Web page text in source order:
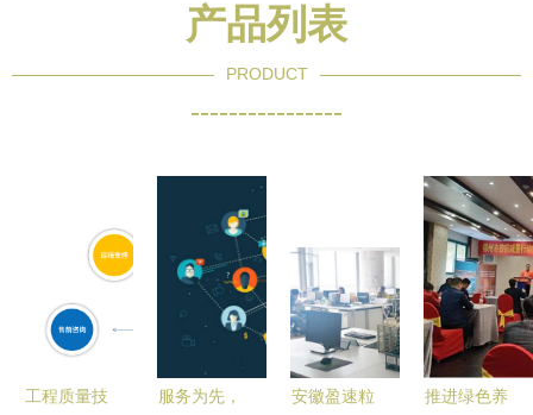
产品列表
PRODUCT
----------------
工程质量技
服务为先，
安徽盈速粒
推进绿色养